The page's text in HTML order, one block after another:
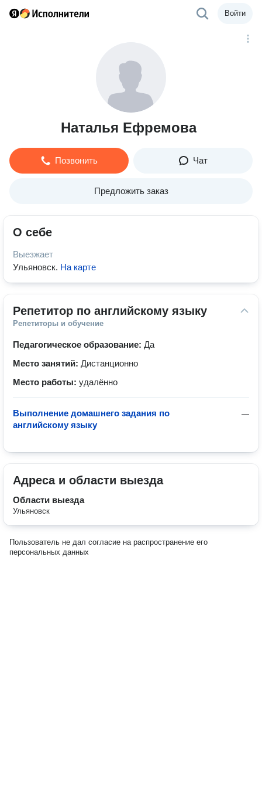
Войти
Наталья Ефремова
Позвонить Чат
Предложить заказ
О себе
Выезжает
Ульяновск. На карте
Репетитор по английскому языку
Репетиторы и обучение
Педагогическое образование: Да
Место занятий: Дистанционно
Место работы: удалённо
—
Выполнение домашнего задания по
английскому языку
Адреса и области выезда
Области выезда
Ульяновск
Пользователь не дал согласие на распространение его
персональных данных